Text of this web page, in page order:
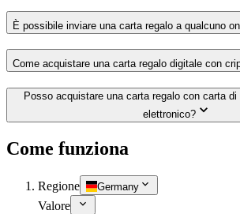
È possibile inviare una carta regalo a qualcuno
Come acquistare una carta regalo digitale con
Posso acquistare una carta regalo con carta
elettronico?
Come funziona
Regione Germany
Valore